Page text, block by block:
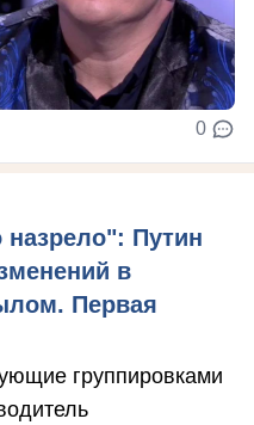
0
Путин
в
Первая
группировками